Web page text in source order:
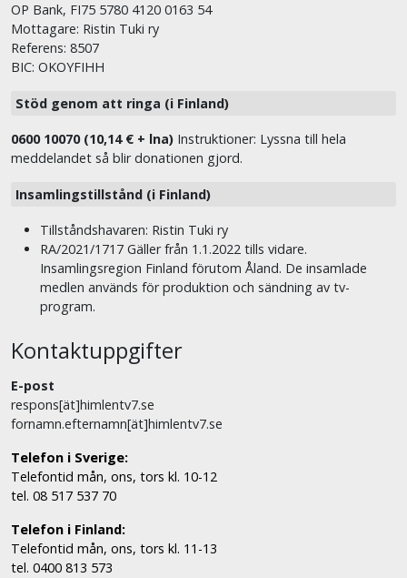
OP Bank, FI75 5780 4120 0163 54
Mottagare: Ristin Tuki ry
Referens: 8507
BIC: OKOYFIHH
Stöd genom att ringa (i Finland)
0600 10070 (10,14 € + lna) Instruktioner: Lyssna till hela
meddelandet så blir donationen gjord.
Insamlingstillstånd (i Finland)
Tillståndshavaren: Ristin Tuki ry
RA/2021/1717 Gäller från 1.1.2022 tills vidare.
Insamlingsregion Finland förutom Åland. De insamlade
medlen används för produktion och sändning av tv-
program.
Kontaktuppgifter
E-post
respons[ät]himlentv7.se
fornamn.efternamn[ät]himlentv7.se
Telefon i Sverige:
Telefontid mån, ons, tors kl. 10-12
tel. 08 517 537 70
Telefon i Finland:
Telefontid mån, ons, tors kl. 11-13
tel. 0400 813 573